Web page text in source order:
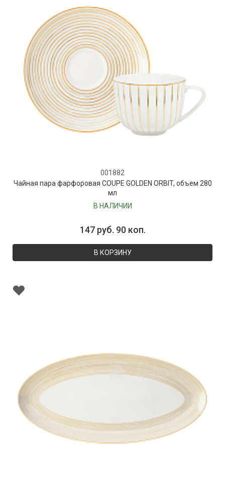
001882
Чайная пара фарфоровая COUPE GOLDEN ORBIT, объем 280
мл
В НАЛИЧИИ
147 руб. 90 коп.
В КОРЗИНУ